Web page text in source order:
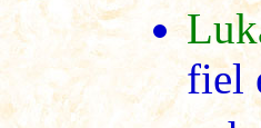
fiel